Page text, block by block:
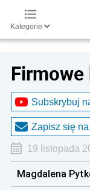
Kategorie
Subskrybuj
Zapisz się
19 listopada
Magdalena